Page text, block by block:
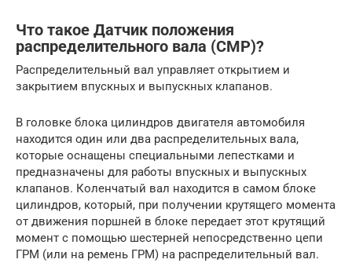
Что такое Датчик положения
распределительного вала (CMP)?
Распределительный вал управляет открытием и
закрытием впускных и выпускных клапанов.
В головке блока цилиндров двигателя автомобиля
находится один или два распределительных вала,
которые оснащены специальными лепестками и
предназначены для работы впускных и выпускных
клапанов. Коленчатый вал находится в самом блоке
цилиндров, который, при получении крутящего момента
от движения поршней в блоке передает этот крутящий
момент с помощью шестерней непосредственно цепи
ГРМ (или на ремень ГРМ) на распределительный вал.